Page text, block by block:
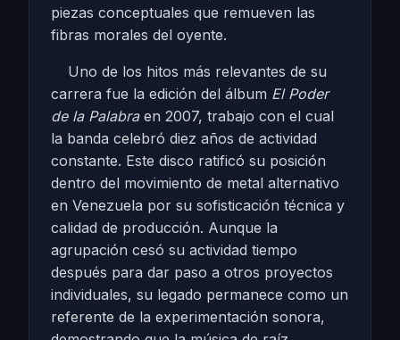
piezas conceptuales que remueven las
fibras morales del oyente.
Uno de los hitos más relevantes de su
carrera fue la edición del álbum El Poder
de la Palabraen 2007, trabajo con el cual
la banda celebró diez años de actividad
constante. Este disco ratificó su posición
dentro del movimiento de metal alternativo
en Venezuela por su sofisticación técnica y
calidad de producción. Aunque la
agrupación cesó su actividad tiempo
después para dar paso a otros proyectos
individuales, su legado permanece como un
referente de la experimentación sonora,